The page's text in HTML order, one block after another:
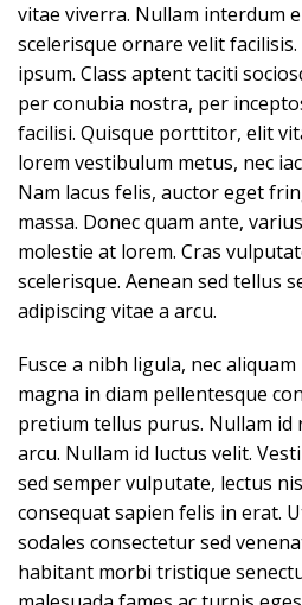
vitae viverra. Nullam interdum
scelerisque ornare velit
ipsum. Class aptent taciti
per conubia nostra, per
facilisi. Quisque porttitor, elit
lorem vestibulum metus, nec
Nam lacus felis, auctor eget
massa. Donec quam ante,
molestie at lorem. Cras
scelerisque. Aenean sed tellus
adipiscing vitae a arcu.
Fusce a nibh ligula, nec
magna in diam pellentesque
pretium tellus purus. Nullam
arcu. Nullam id luctus velit.
sed semper vulputate, lectus
consequat sapien felis in erat.
sodales consectetur sed
habitant morbi tristique